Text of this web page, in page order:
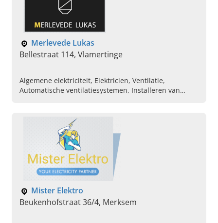
Merlevede Lukas
Bellestraat 114, Vlamertinge
Algemene elektriciteit, Elektricien, Ventilatie,
Automatische ventilatiesystemen, Installeren van
Mister Elektro
Beukenhofstraat 36/4, Merksem